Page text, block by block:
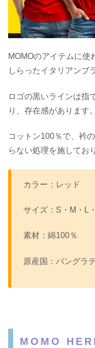
MOMOのアイテムに使
しらったイタリアンブ
ロゴの黒いラインは指
り、存在感があります。
コットン100％で、衿
らない処理を施してお
カラー：レッド
サイズ：S・M・L
素材：綿100％
原産国：バングラ
MOMO